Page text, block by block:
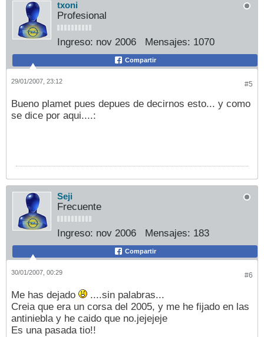
txoni
Profesional
Ingreso: nov 2006 Mensajes: 1070
Compartir
#5
29/01/2007, 23:12
Bueno plamet pues depues de decirnos esto... y como
se dice por aqui....:
Seji
Frecuente
Ingreso: nov 2006 Mensajes: 183
Compartir
#6
30/01/2007, 00:29
Me has dejado
....sin palabras...
Creia que era un corsa del 2005, y me he fijado en las
antiniebla y he caido que no.jejejeje
Es una pasada tio!!